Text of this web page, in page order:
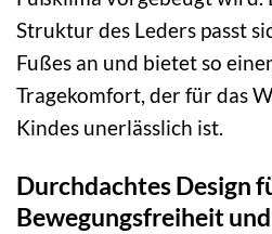
Struktur des Leders passt
Fußes an und bietet so
Tragekomfort, der für das
Kindes unerlässlich ist.
Durchdachtes Design
Bewegungsfreiheit